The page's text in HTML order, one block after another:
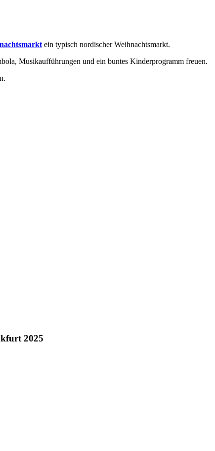
ein typisch nordischer Weihnachtsmarkt.
Musikaufführungen und ein buntes Kinderprogramm freuen.
2025